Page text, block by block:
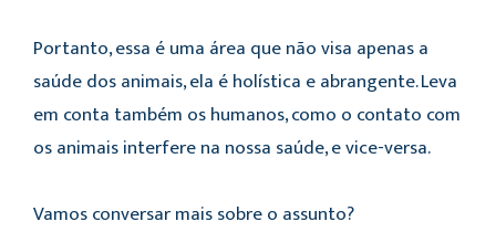
Portanto, essa é uma área que não visa apenas a
saúde dos animais, ela é holística e abrangente. Leva
em conta também os humanos, como o contato com
os animais interfere na nossa saúde, e vice-versa.
Vamos conversar mais sobre o assunto?